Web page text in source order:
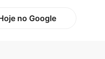
no Google